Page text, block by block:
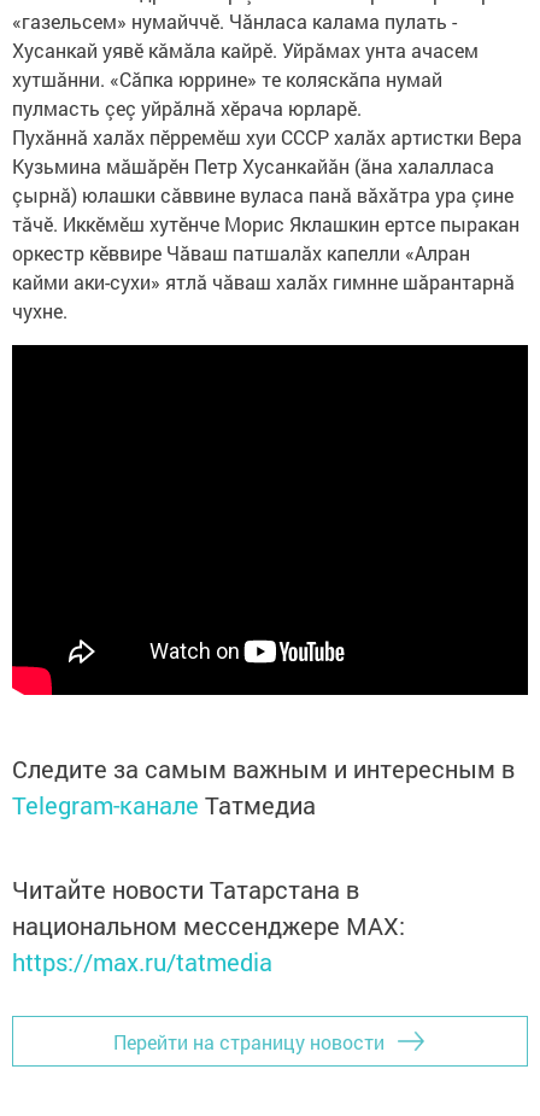
«газельсем» нумайччӗ. Чăнласа калама пулать -
Хусанкай уявӗ кăмăла кайрӗ. Уйрăмах унта ачасем
хутшăнни. «Сăпка юррине» те коляскăпа нумай
пулмасть çеç уйрăлнă хӗрача юрларӗ.
Пухăннă халăх пӗрремӗш хуи СССР халăх артистки Вера
Кузьмина мăшăрӗн Петр Хусанкайăн (ăна халалласа
çырнă) юлашки сăввине вуласа панă вăхăтра ура çине
тăчӗ. Иккӗмӗш хутӗнче Морис Яклашкин ертсе пыракан
оркестр кӗввире Чăваш патшалăх капелли «Алран
кайми аки-сухи» ятлă чăваш халăх гимнне шăрантарнă
чухне.
Следите за самым важным и интересным в
Telegram-канале Татмедиа
Читайте новости Татарстана в
национальном мессенджере MАХ:
https://max.ru/tatmedia
Перейти на страницу новости